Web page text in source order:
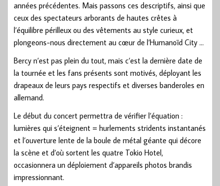
années précédentes. Mais passons ces descriptifs, ainsi que
ceux des spectateurs arborants de hautes crêtes à
l’équilibre périlleux ou des vêtements au style curieux, et
plongeons-nous directement au cœur de l’Humanoïd City …
Bercy n’est pas plein du tout, mais c’est la dernière date de
la tournée et les fans présents sont motivés, déployant les
drapeaux de leurs pays respectifs et diverses banderoles en
allemand.
Le début du concert permettra de vérifier l’équation :
lumières qui s’éteignent = hurlements stridents instantanés
et l’ouverture lente de la boule de métal géante qui décore
la scène et d’où sortent les quatre Tokio Hotel,
occasionnera un déploiement d’appareils photos brandis
impressionnant.